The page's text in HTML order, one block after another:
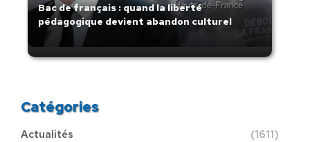
Bac de français : quand la liberté
pédagogique devient abandon culturel
Catégories
Actualités
(1611)